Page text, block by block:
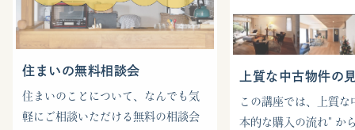
住まいの無料相談会
住まいのことについて、なんでも気
軽にご相談いただける無料の相談会
上質な中古物件の
この講座では、上質な
本的な購入の流れ" か